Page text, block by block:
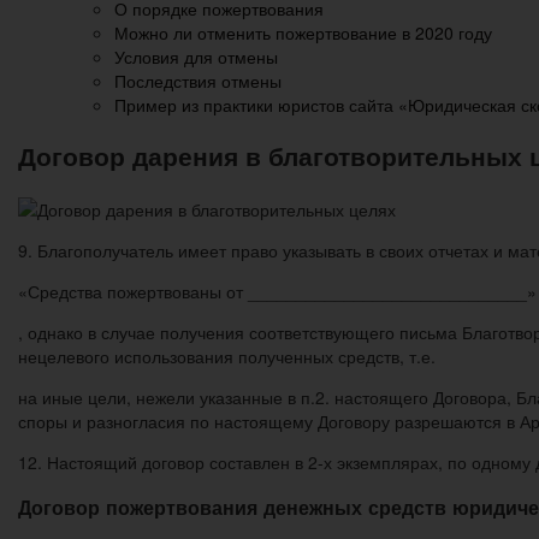
О порядке пожертвования
Можно ли отменить пожертвование в 2020 году
Условия для отмены
Последствия отмены
Пример из практики юристов сайта «Юридическая
Договор дарения в благотворительных
9. Благополучатель имеет право указывать в своих отчетах и
«Средства пожертвованы от _____________________________»
, однако в случае получения соответствующего письма
нецелевого использования полученных средств, т.е.
на иные цели, нежели указанные в п.2. настоящего Договора,
споры и разногласия по настоящему Договору разрешаются в
12. Настоящий договор составлен в 2-х экземплярах, по
Договор пожертвования денежных средств